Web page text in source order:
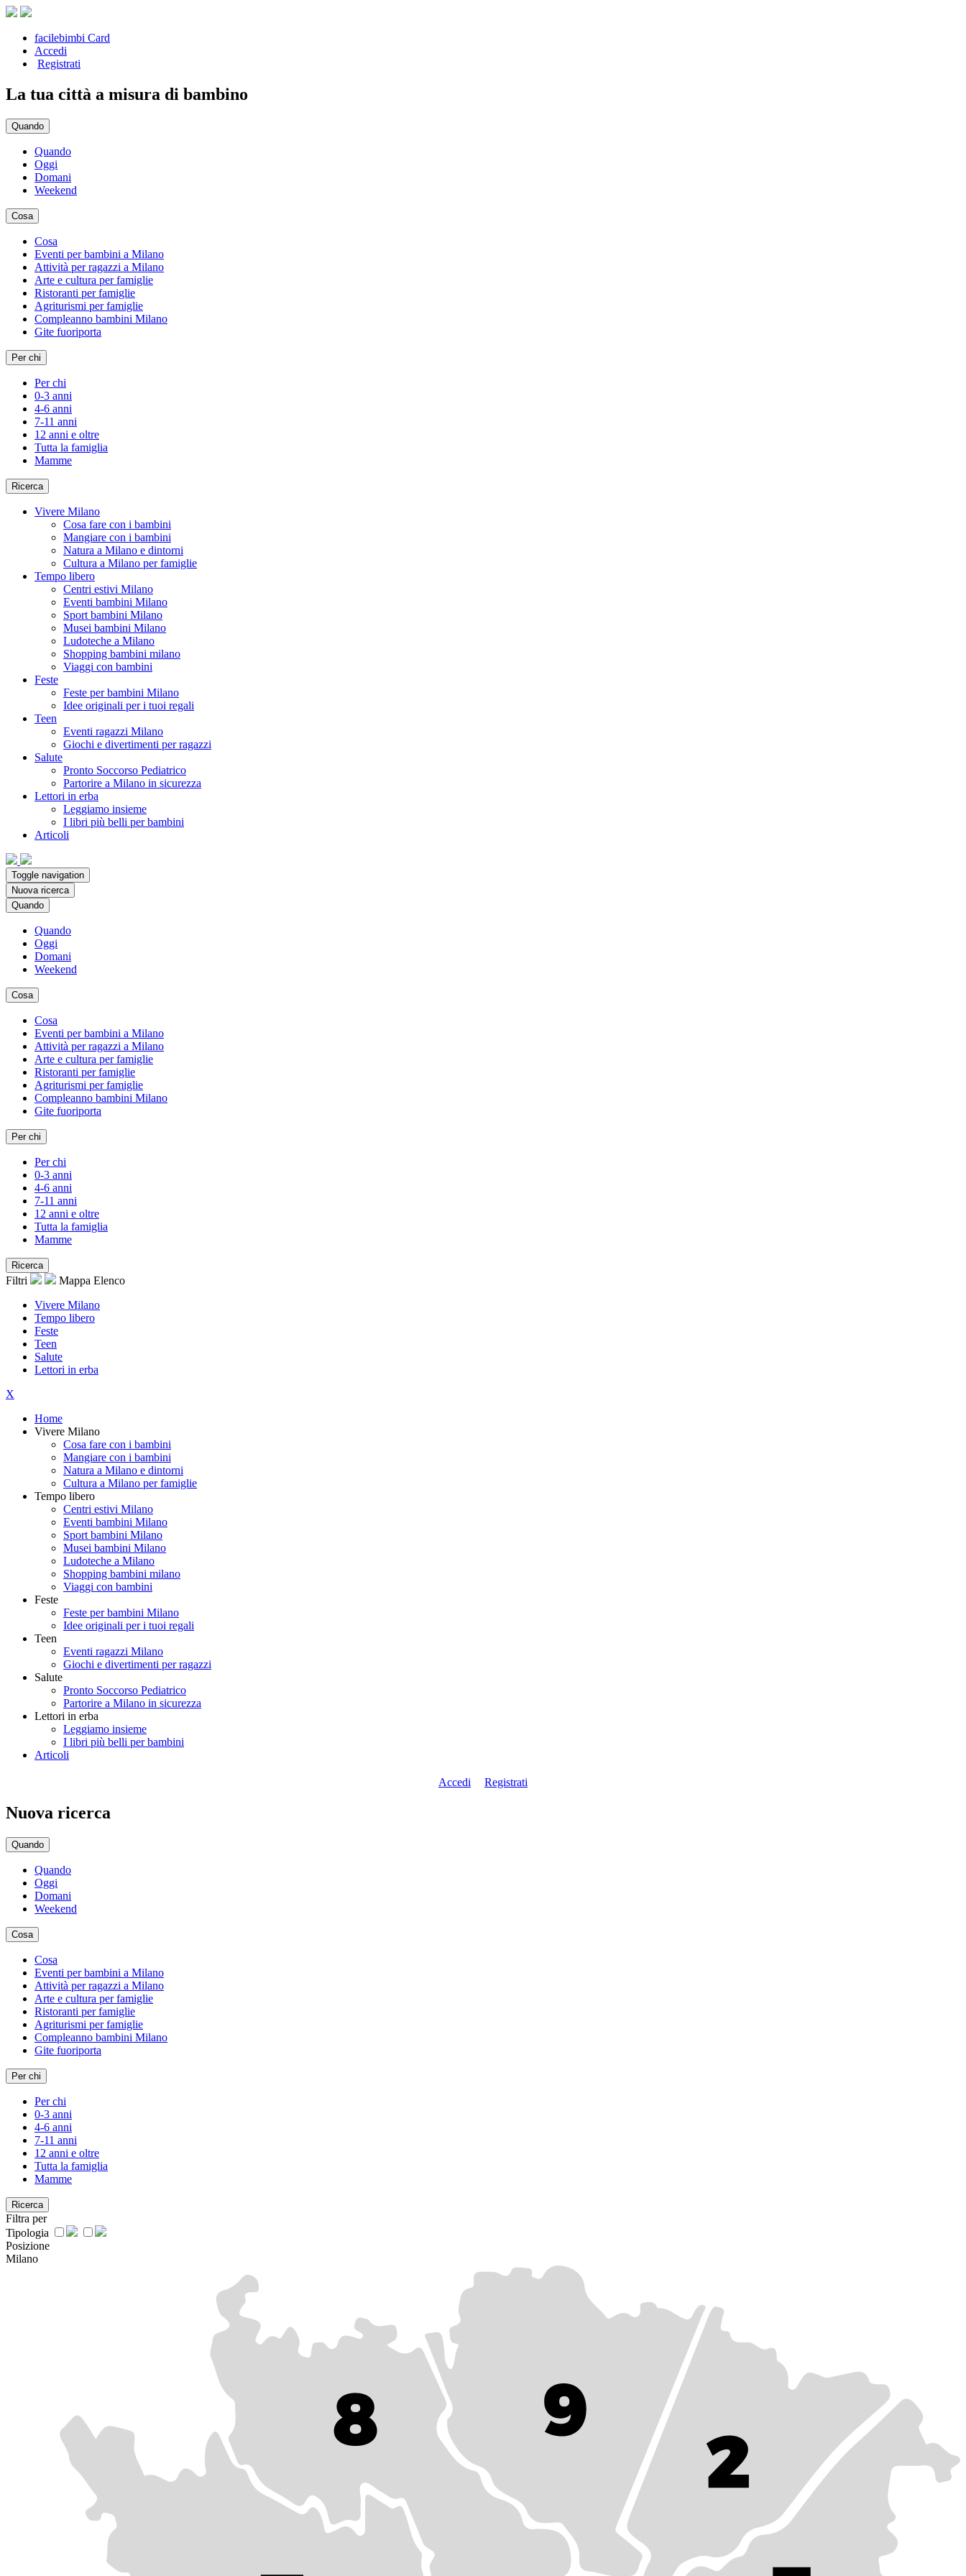
facilebimbi Card
Accedi
Registrati
La tua città a misura di bambino
Quando
Quando
Oggi
Domani
Weekend
Cosa
Cosa
Eventi per bambini a Milano
Attività per ragazzi a Milano
Arte e cultura per famiglie
Ristoranti per famiglie
Agriturismi per famiglie
Compleanno bambini Milano
Gite fuoriporta
Per chi
Per chi
0-3 anni
4-6 anni
7-11 anni
12 anni e oltre
Tutta la famiglia
Mamme
Ricerca
Vivere Milano
Cosa fare con i bambini
Mangiare con i bambini
Natura a Milano e dintorni
Cultura a Milano per famiglie
Tempo libero
Centri estivi Milano
Eventi bambini Milano
Sport bambini Milano
Musei bambini Milano
Ludoteche a Milano
Shopping bambini milano
Viaggi con bambini
Feste
Feste per bambini Milano
Idee originali per i tuoi regali
Teen
Eventi ragazzi Milano
Giochi e divertimenti per ragazzi
Salute
Pronto Soccorso Pediatrico
Partorire a Milano in sicurezza
Lettori in erba
Leggiamo insieme
I libri più belli per bambini
Articoli
Toggle navigation
Nuova ricerca
Quando
Quando
Oggi
Domani
Weekend
Cosa
Cosa
Eventi per bambini a Milano
Attività per ragazzi a Milano
Arte e cultura per famiglie
Ristoranti per famiglie
Agriturismi per famiglie
Compleanno bambini Milano
Gite fuoriporta
Per chi
Per chi
0-3 anni
4-6 anni
7-11 anni
12 anni e oltre
Tutta la famiglia
Mamme
Ricerca
Filtri Mappa Elenco
Vivere Milano
Tempo libero
Feste
Teen
Salute
Lettori in erba
X
Home
Vivere Milano
Cosa fare con i bambini
Mangiare con i bambini
Natura a Milano e dintorni
Cultura a Milano per famiglie
Tempo libero
Centri estivi Milano
Eventi bambini Milano
Sport bambini Milano
Musei bambini Milano
Ludoteche a Milano
Shopping bambini milano
Viaggi con bambini
Feste
Feste per bambini Milano
Idee originali per i tuoi regali
Teen
Eventi ragazzi Milano
Giochi e divertimenti per ragazzi
Salute
Pronto Soccorso Pediatrico
Partorire a Milano in sicurezza
Lettori in erba
Leggiamo insieme
I libri più belli per bambini
Articoli
Accedi Registrati
Nuova ricerca
Quando
Quando
Oggi
Domani
Weekend
Cosa
Cosa
Eventi per bambini a Milano
Attività per ragazzi a Milano
Arte e cultura per famiglie
Ristoranti per famiglie
Agriturismi per famiglie
Compleanno bambini Milano
Gite fuoriporta
Per chi
Per chi
0-3 anni
4-6 anni
7-11 anni
12 anni e oltre
Tutta la famiglia
Mamme
Ricerca
Filtra per
Tipologia
Posizione
Milano